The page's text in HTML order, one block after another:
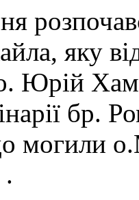
яку
Юрій
бр.
могили
.